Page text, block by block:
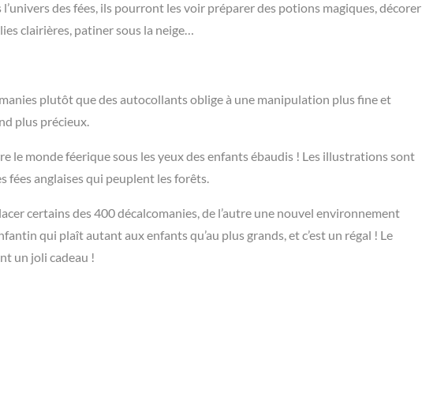
des fées, ils pourront les voir préparer des potions magiques, décorer
clairières, patiner sous la neige…
plutôt que des autocollants oblige à une manipulation plus fine et
plus précieux.
le monde féerique sous les yeux des enfants ébaudis ! Les illustrations sont
anglaises qui peuplent les forêts.
certains des 400 décalcomanies, de l’autre une nouvel environnement
qui plaît autant aux enfants qu’au plus grands, et c’est un régal ! Le
un joli cadeau !